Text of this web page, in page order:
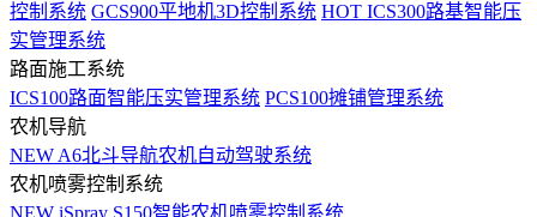
控制系统 GCS900平地机3D控制系统 HOT ICS300路基智能压
实管理系统
路面施工系统
ICS100路面智能压实管理系统 PCS100摊铺管理系统
农机导航
NEW A6北斗导航农机自动驾驶系统
农机喷雾控制系统
NEW iSpray S150智能农机喷雾控制系统